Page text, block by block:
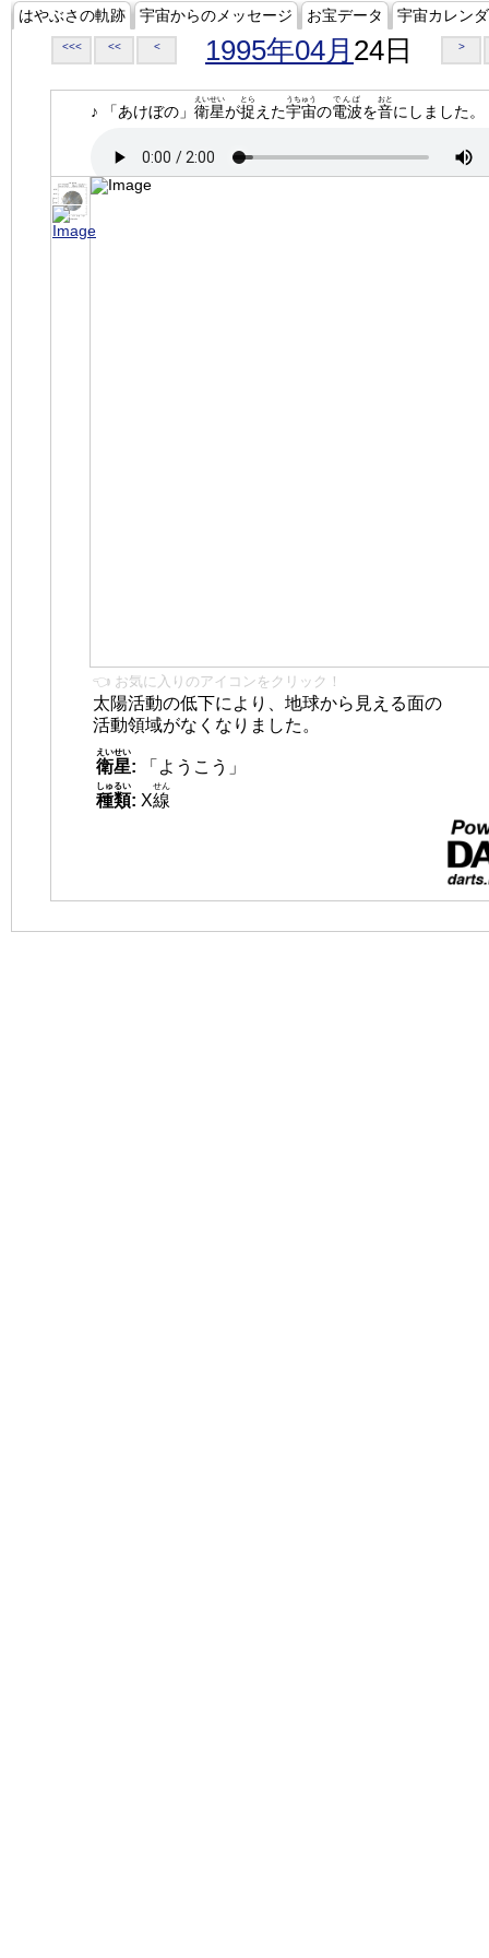
はやぶさの軌跡 宇宙からのメッセージ お宝データ 宇宙カレン
<<< << < 1995年04月 24日 >
♪ 「あけぼの」 衛星
えいせい
が捉
とら
えた宇宙
うちゅう
の電波
でんぱ
を音
おと
にしました。
👈 お気に入りのアイコンをクリック！
太陽活動の低下により、地球から見える面の
活動領域がなくなりました。
衛星
えいせい
:
「ようこう」
種類
しゅるい
: X線
せん